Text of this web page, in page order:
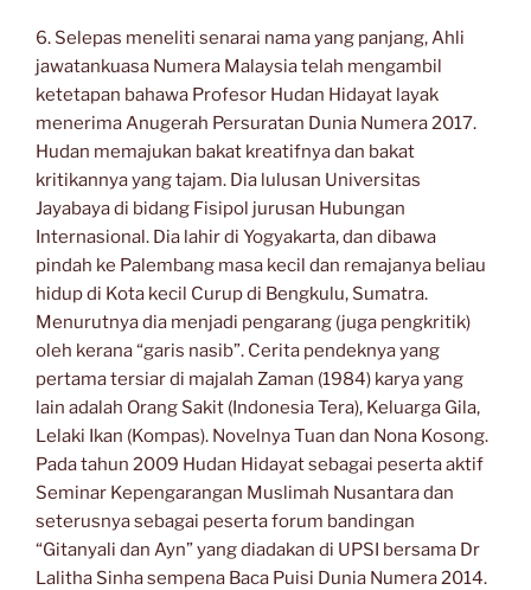
6. Selepas meneliti senarai nama yang panjang, Ahli
jawatankuasa Numera Malaysia telah mengambil
ketetapan bahawa Profesor Hudan Hidayat layak
menerima Anugerah Persuratan Dunia Numera 2017.
Hudan memajukan bakat kreatifnya dan bakat
kritikannya yang tajam. Dia lulusan Universitas
Jayabaya di bidang Fisipol jurusan Hubungan
Internasional. Dia lahir di Yogyakarta, dan dibawa
pindah ke Palembang masa kecil dan remajanya beliau
hidup di Kota kecil Curup di Bengkulu, Sumatra.
Menurutnya dia menjadi pengarang (juga pengkritik)
oleh kerana “garis nasib”. Cerita pendeknya yang
pertama tersiar di majalah Zaman (1984) karya yang
lain adalah Orang Sakit (Indonesia Tera), Keluarga Gila,
Lelaki Ikan (Kompas). Novelnya Tuan dan Nona Kosong.
Pada tahun 2009 Hudan Hidayat sebagai peserta aktif
Seminar Kepengarangan Muslimah Nusantara dan
seterusnya sebagai peserta forum bandingan
“Gitanyali dan Ayn” yang diadakan di UPSI bersama Dr
Lalitha Sinha sempena Baca Puisi Dunia Numera 2014.